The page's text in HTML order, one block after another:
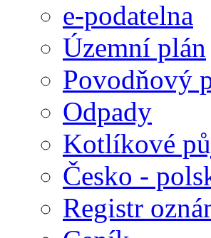
e-podatelna
Územní plán
Povodňový
Odpady
Kotlíkové
Česko -
Registr